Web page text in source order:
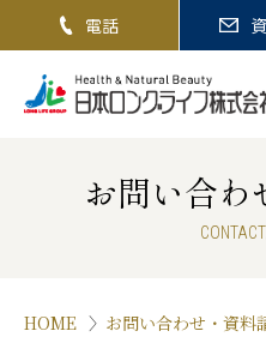
電話
お問い合わ
HOME お問い合わせ・資料